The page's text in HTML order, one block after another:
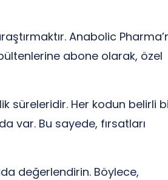
Anabolic
abone olarak, özel
süreleridir. Her kodun belirli
var. Bu sayede, fırsatları
değerlendirin. Böylece,